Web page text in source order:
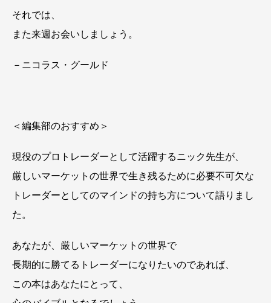
それでは、
また来週お会いしましょう。
－ニコラス・グールド
＜編集部のおすすめ＞
現役のプロトレーダーとして活躍するニック先生が、
厳しいマーケットの世界で生き残るために必要不可欠な
トレーダーとしてのマインドの持ち方について語りまし
た。
あなたが、厳しいマーケットの世界で
長期的に勝てるトレーダーになりたいのであれば、
この本はあなたにとって、